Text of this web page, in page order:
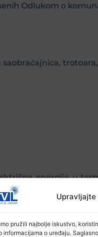
Upravljajte
pružili najbolje iskustvo,
informacijama o uređaju.
Odlukom o
energije u
igrališta prema
naselje iznad